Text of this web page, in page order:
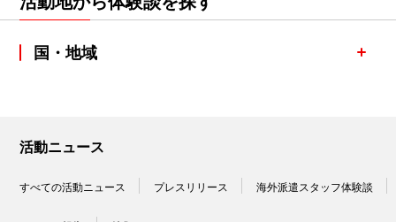
国・地域
活動ニュース
すべての活動ニュース プレスリリース 海外派遣スタッフ体験談